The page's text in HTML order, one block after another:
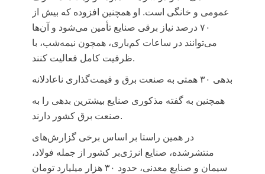
عمومی و خانگی است. او همچنین افزوده که بیش از
۷۰ درصد نیاز برقی صنایع تأمین می‌شود و آن‌ها
می‌توانند در ساعات کم‌باری، همچون نیمه‌شب، با
ظرفیت کامل فعالیت کنند.
بدهی ۳۰ همتی به صنعت برق و قیمت‌گذاری ناعادلانه
همچنین به گفته مذکوری صنایع بیشترین بدهی را به
صنعت برق کشور دارند.
در همین راستا بر اساس برخی گزارش‌های
منتشرشده، صنایع انرژی‌بر کشور از جمله فولاد،
سیمان و صنایع معدنی، حدود ۳۰ هزار میلیارد تومان